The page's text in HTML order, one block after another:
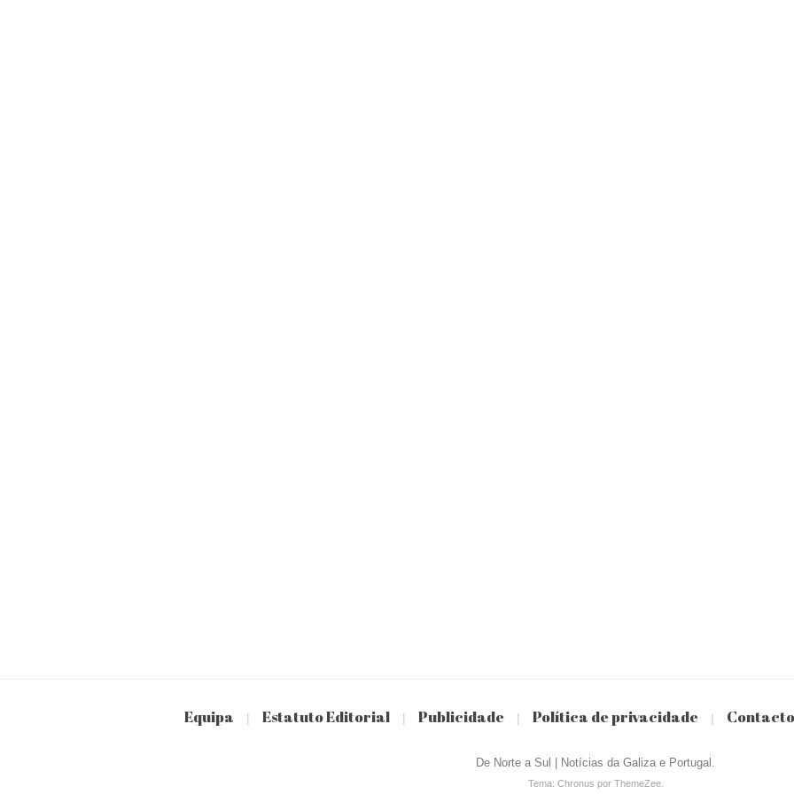
Equipa | Estatuto Editorial | Publicidade | Política de privacidade | Contacto
De Norte a Sul | Notícias da Galiza e Portugal.
Tema: Chronus por ThemeZee.